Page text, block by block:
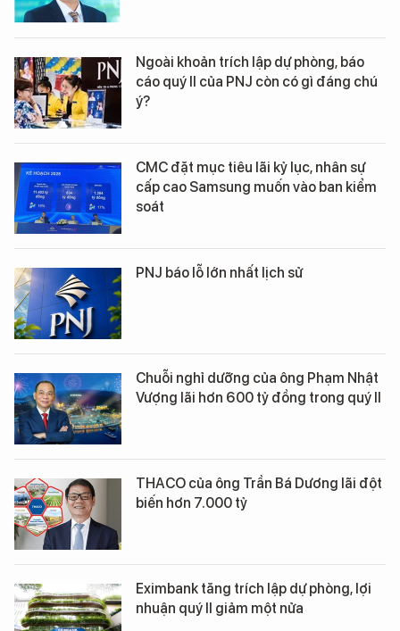
Ngoài khoản trích lập dự phòng, báo
cáo quý II của PNJ còn có gì đáng chú
ý?
CMC đặt mục tiêu lãi kỷ lục, nhân sự
cấp cao Samsung muốn vào ban kiểm
soát
PNJ báo lỗ lớn nhất lịch sử
Chuỗi nghỉ dưỡng của ông Phạm Nhật
Vượng lãi hơn 600 tỷ đồng trong quý II
THACO của ông Trần Bá Dương lãi đột
biến hơn 7.000 tỷ
Eximbank tăng trích lập dự phòng, lợi
nhuận quý II giảm một nửa